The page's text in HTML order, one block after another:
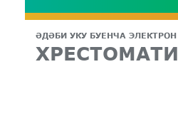
ӘДӘБИ УКУ БУЕНЧА ЭЛЕКТРОН